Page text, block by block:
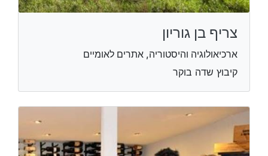
צריף בן גוריון
ארכיאולוגיה והיסטוריה, אתרים לאומיים
קיבוץ שדה בוקר